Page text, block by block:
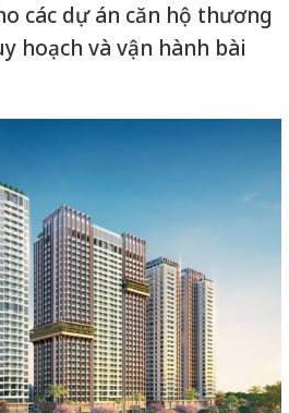
các dự án căn hộ thương
hoạch và vận hành bài